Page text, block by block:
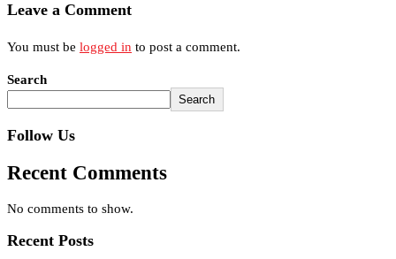
Leave a Comment
You must be logged in to post a comment.
Search
Search
Follow Us
Recent Comments
No comments to show.
Recent Posts